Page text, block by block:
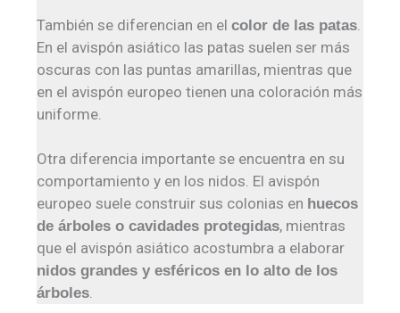
También se diferencian en elcolor de las patas.
En el avispón asiático las patas suelen ser más
oscuras con las puntas amarillas, mientras que
en el avispón europeo tienen una coloración más
uniforme.
Otra diferencia importante se encuentra en su
comportamiento y en los nidos. El avispón
europeo suele construir sus colonias en huecos
de árboles o cavidades protegidas, mientras
que el avispón asiático acostumbra a elaborar
nidos grandes y esféricos en lo alto de los
árboles.